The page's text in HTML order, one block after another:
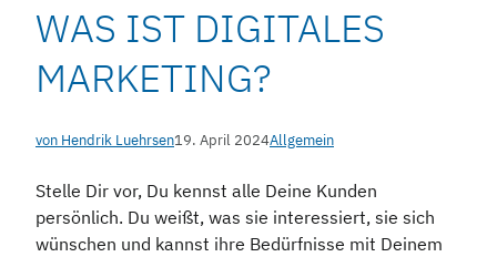
WAS IST DIGITALES
MARKETING?
von Hendrik Luehrsen19. April 2024Allgemein
Stelle Dir vor, Du kennst alle Deine Kunden
persönlich. Du weißt, was sie interessiert, sie sich
wünschen und kannst ihre Bedürfnisse mit Deinem